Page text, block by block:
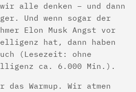
alle denken – und dann
Und wenn sogar der
Elon Musk Angst vor
hat, dann haben
(Lesezeit: ohne
ca. 6.000 Min.).
das Warmup. Wir atmen